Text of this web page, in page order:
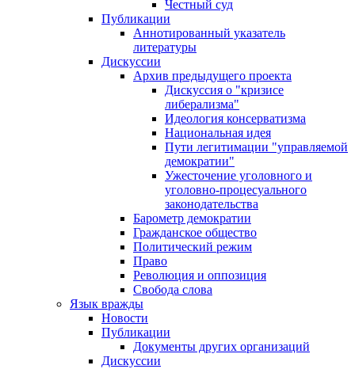
Честный суд
Публикации
Аннотированный указатель
литературы
Дискуссии
Архив предыдущего проекта
Дискуссия о "кризисе
либерализма"
Идеология консерватизма
Национальная идея
Пути легитимации "управляемой
демократии"
Ужесточение уголовного и
уголовно-процесуального
законодательства
Барометр демократии
Гражданское общество
Политический режим
Право
Революция и оппозиция
Свобода слова
Язык вражды
Новости
Публикации
Документы других организаций
Дискуссии